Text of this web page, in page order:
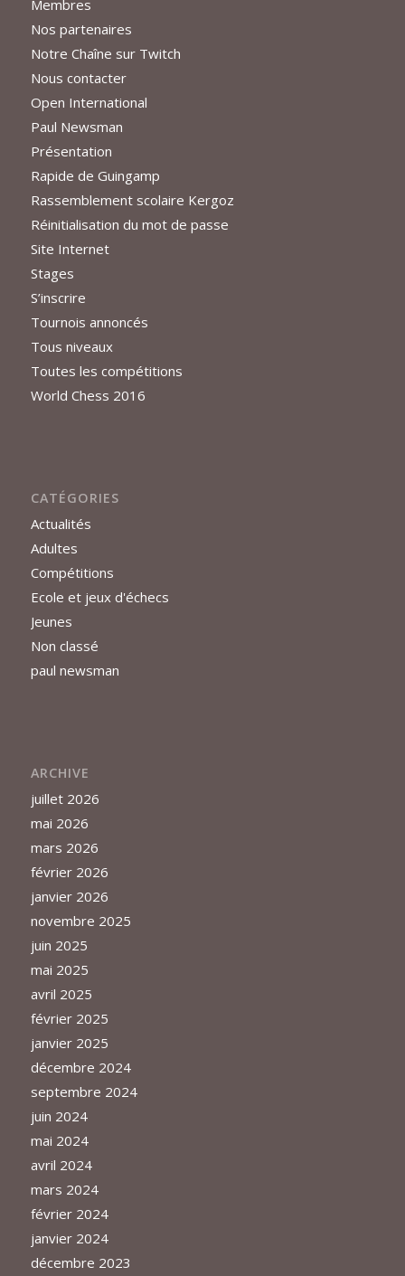
Membres
Nos partenaires
Notre Chaîne sur Twitch
Nous contacter
Open International
Paul Newsman
Présentation
Rapide de Guingamp
Rassemblement scolaire Kergoz
Réinitialisation du mot de passe
Site Internet
Stages
S’inscrire
Tournois annoncés
Tous niveaux
Toutes les compétitions
World Chess 2016
CATÉGORIES
Actualités
Adultes
Compétitions
Ecole et jeux d'échecs
Jeunes
Non classé
paul newsman
ARCHIVE
juillet 2026
mai 2026
mars 2026
février 2026
janvier 2026
novembre 2025
juin 2025
mai 2025
avril 2025
février 2025
janvier 2025
décembre 2024
septembre 2024
juin 2024
mai 2024
avril 2024
mars 2024
février 2024
janvier 2024
décembre 2023